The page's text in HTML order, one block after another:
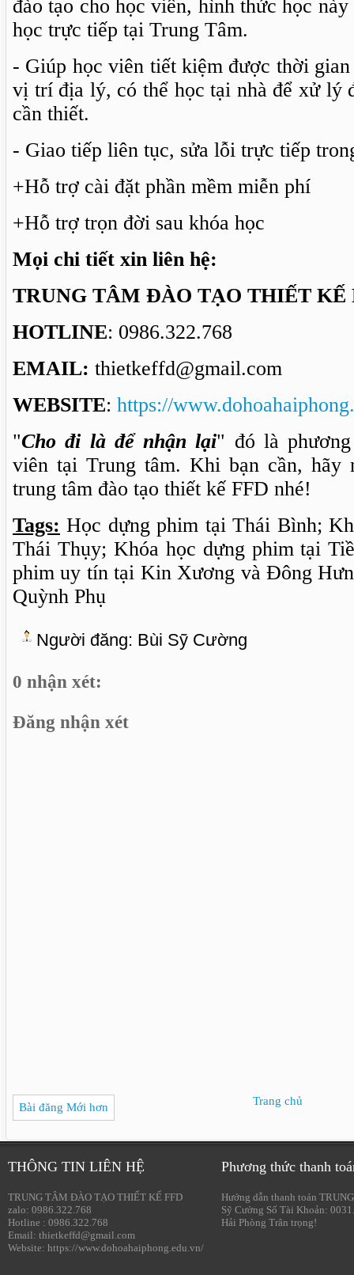
đào tạo cho học viên, hình thức học
học trực tiếp tại Trung Tâm.
- Giúp học viên tiết kiệm được thời
vị trí địa lý, có thể học tại nhà để xử lý
cần thiết.
- Giao tiếp liên tục, sửa lỗi trực tiếp
+Hỗ trợ cài đặt phần mềm miễn phí
+Hỗ trợ trọn đời sau khóa học
Mọi chi tiết xin liên hệ:
TRUNG TÂM ĐÀO TẠO THIẾT KẾ
HOTLINE: 0986.322.768
EMAIL: thietkeffd@gmail.com
WEBSITE: https://
"Cho đi là để nhận lại" đó là
viên tại Trung tâm. Khi bạn cần, hãy
trung tâm đào tạo thiết kế FFD nhé!
Tags: Học dựng phim tại Thái Bình;
Thái Thụy; Khóa học dựng phim tại
phim uy tín tại Kin Xương và Đông
Quỳnh Phụ
Người đăng: Bùi Sỹ Cường
0 nhận xét:
Đăng nhận xét
Bài đăng Mới hơn Trang chủ
THÔNG TIN LIÊN HỆ
TRUNG TÂM ĐÀO TẠO THIẾT KẾ FFD
zalo: 0986.322.768
Hotline : 0986.322.768
Email: thietkeffd@gmail.com
Website: https://www.dohoahaiphong.edu.vn/
Phương thức thanh
Hướng dẫn thanh toán
Sỹ Cường Số Tài Khoản:
Hải Phòng Trân trọng!